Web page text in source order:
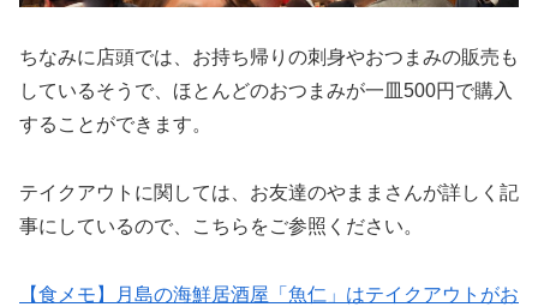
ちなみに店頭では、お持ち帰りの刺身やおつまみの販売も
しているそうで、ほとんどのおつまみが一皿500円で購入
することができます。
テイクアウトに関しては、お友達のやままさんが詳しく記
事にしているので、こちらをご参照ください。
【食メモ】月島の海鮮居酒屋「魚仁」はテイクアウトがお